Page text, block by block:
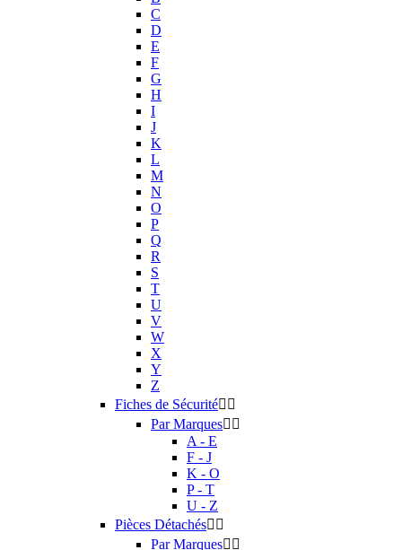
C
D
E
F
G
H
I
J
K
L
M
N
O
P
Q
R
S
T
U
V
W
X
Y
Z
Fiches de Sécurité 
Par Marques 
A - E
F - J
K - O
P - T
U - Z
Pièces Détachés 
Par Marques 